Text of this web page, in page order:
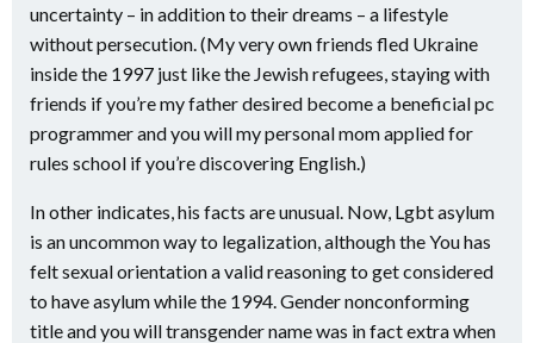
uncertainty – in addition to their dreams – a lifestyle
without persecution. (My very own friends fled Ukraine
inside the 1997 just like the Jewish refugees, staying with
friends if you’re my father desired become a beneficial pc
programmer and you will my personal mom applied for
rules school if you’re discovering English.)
In other indicates, his facts are unusual. Now, Lgbt asylum
is an uncommon way to legalization, although the You has
felt sexual orientation a valid reasoning to get considered
to have asylum while the 1994. Gender nonconforming
title and you will transgender name was in fact extra when